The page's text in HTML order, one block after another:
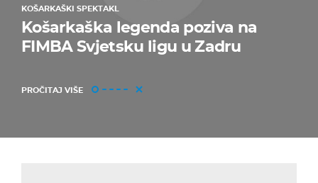
KOŠARKAŠKI SPEKTAKL
Košarkaška legenda poziva na
FIMBA Svjetsku ligu u Zadru
PROČITAJ VIŠE